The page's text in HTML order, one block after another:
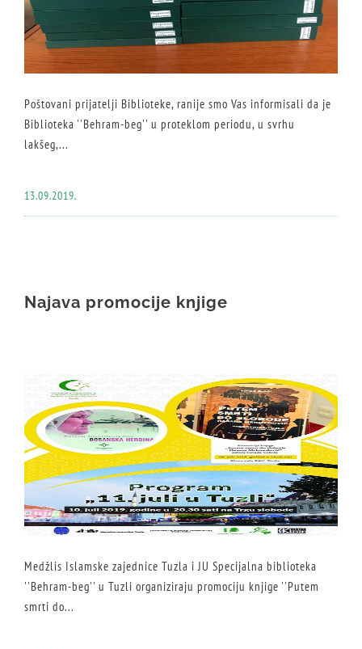
Poštovani prijatelji Biblioteke, ranije smo Vas informisali da je
Biblioteka ''Behram-beg'' u proteklom periodu, u svrhu
lakšeg,...
13.09.2019.
Najava promocije knjige
Medžlis Islamske zajednice Tuzla i JU Specijalna biblioteka
''Behram-beg'' u Tuzli organiziraju promociju knjige ''Putem
smrti do...